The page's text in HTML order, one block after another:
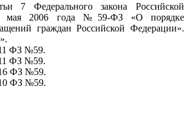
7 Федерального закона Российской
мая 2006 года №59-ФЗ «О порядке
граждан Российской Федерации».
11 ФЗ №59.
11 ФЗ №59.
16 ФЗ №59.
10 ФЗ №59.